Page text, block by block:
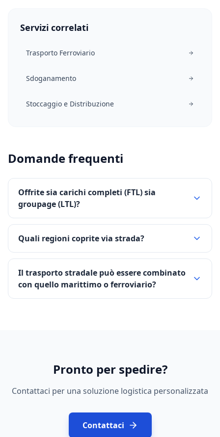
Servizi correlati
Trasporto Ferroviario
Sdoganamento
Stoccaggio e Distribuzione
Domande frequenti
Offrite sia carichi completi (FTL) sia
groupage (LTL)?
Quali regioni coprite via strada?
Il trasporto stradale può essere combinato
con quello marittimo o ferroviario?
Pronto per spedire?
Contattaci per una soluzione logistica personalizzata
Contattaci